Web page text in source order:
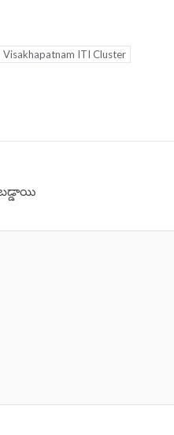
Visakhapatnam ITI Cluster